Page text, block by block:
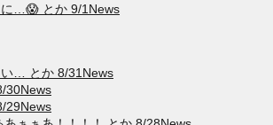
に…😱 とか 9/1News
い… とか 8/31News
30News
29News